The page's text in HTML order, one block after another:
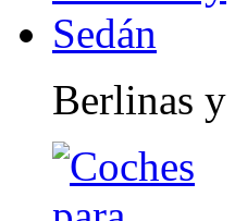
Berlinas y